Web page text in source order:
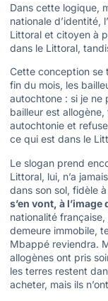
Dans cette logique,
nationale d’identité,
Littoral et citoyen à
dans le Littoral,
Cette conception se
fin du mois, les
autochtone : si je ne
bailleur est
autochtonie et
ce qui est dans le
Le slogan prend
Littoral, lui, n’a
dans son sol, fidèle
s’en vont, à
nationalité
demeure immobile,
Mbappé reviendra.
allogènes ont pris
les terres restent
acheter, mais ils